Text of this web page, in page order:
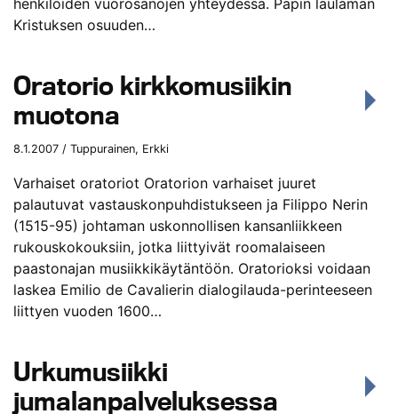
henkilöiden vuorosanojen yhteydessä. Papin laulaman
Kristuksen osuuden…
Oratorio kirkkomusiikin
muotona
8.1.2007 / Tuppurainen, Erkki
Varhaiset oratoriot Oratorion varhaiset juuret
palautuvat vastauskonpuhdistukseen ja Filippo Nerin
(1515-95) johtaman uskonnollisen kansanliikkeen
rukouskokouksiin, jotka liittyivät roomalaiseen
paastonajan musiikkikäytäntöön. Oratorioksi voidaan
laskea Emilio de Cavalierin dialogilauda-perinteeseen
liittyen vuoden 1600…
Urkumusiikki
jumalanpalveluksessa